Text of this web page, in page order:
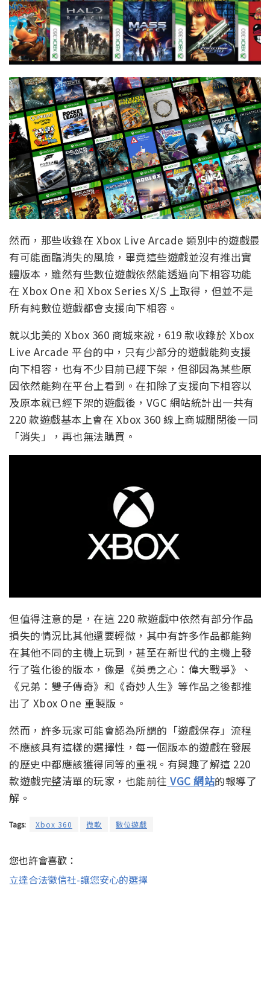
然而，那些收錄在 Xbox Live Arcade 類別中的遊戲最
有可能面臨消失的風險，畢竟這些遊戲並沒有推出實
體版本，雖然有些數位遊戲依然能透過向下相容功能
在 Xbox One 和 Xbox Series X/S 上取得，但並不是
所有純數位遊戲都會支援向下相容。
就以北美的 Xbox 360 商城來說，619 款收錄於 Xbox
Live Arcade 平台的中，只有少部分的遊戲能夠支援
向下相容，也有不少目前已經下架，但卻因為某些原
因依然能夠在平台上看到。在扣除了支援向下相容以
及原本就已經下架的遊戲後，VGC 網站統計出一共有
220 款遊戲基本上會在 Xbox 360 線上商城關閉後一同
「消失」，再也無法購買。
但值得注意的是，在這 220 款遊戲中依然有部分作品
損失的情況比其他還要輕微，其中有許多作品都能夠
在其他不同的主機上玩到，甚至在新世代的主機上發
行了強化後的版本，像是《英勇之心：偉大戰爭》、
《兄弟：雙子傳奇》和《奇妙人生》等作品之後都推
出了 Xbox One 重製版。
然而，許多玩家可能會認為所謂的「遊戲保存」流程
不應該具有這樣的選擇性，每一個版本的遊戲在發展
的歷史中都應該獲得同等的重視。有興趣了解這 220
款遊戲完整清單的玩家，也能前往 VGC 網站的報導了
解。
Tags: Xbox 360 微軟 數位遊戲
您也許會喜歡：
立達合法徵信社-讓您安心的選擇